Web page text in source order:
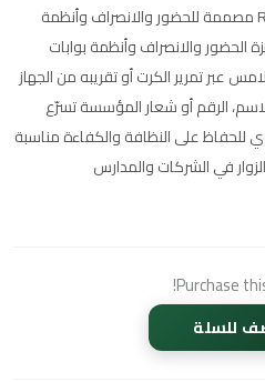
كروت تعريف ذكية تعمل بتقنية RFID مصممة للحضور والانصراف وأنظمة
والانصراف وأنظمة بوابات
عبر تمرير الكرت أو تقريبه من الجهاز
الرقم أو شعار المؤسسة تسرّع
للحفاظ على النظافة والكفاءة مناسبة
في الشركات والمدارس
Purchase
للسلة